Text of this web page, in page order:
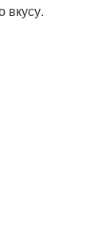
вкусу.